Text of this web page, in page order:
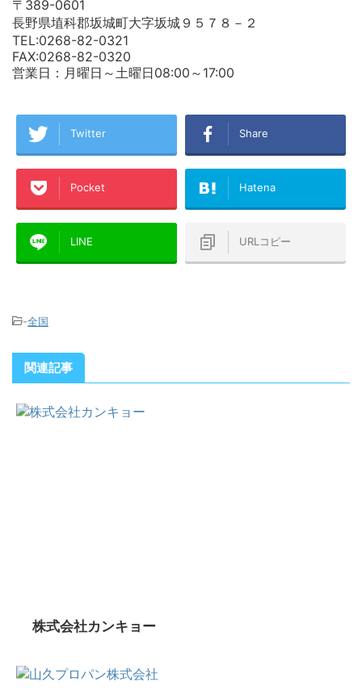
〒389-0601
長野県埴科郡坂城町大字坂城９５７８－２
TEL:0268-82-0321
FAX:0268-82-0320
営業日：月曜日～土曜日08:00～17:00
Twitter Share
Pocket Hatena
LINE URLコピー
-全国
関連記事
株式会社カンキョー